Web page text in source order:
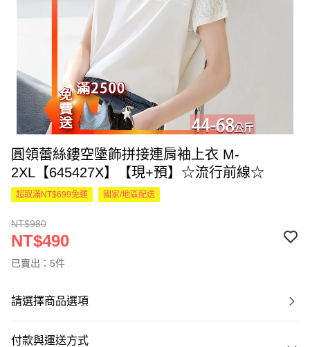
圓領蕾絲鏤空墬飾拼接連肩袖上衣 M-
2XL【645427X】【現+預】☆流行前線☆
超取滿NT$699免運 國家/地區配送
NT$980
NT$490
已賣出：5件
請選擇商品選項
付款與運送方式